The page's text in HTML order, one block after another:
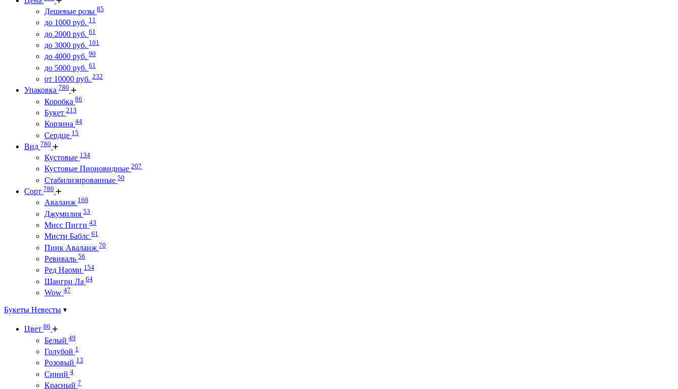
Дешевые розы 85
до 1000 руб. 11
до 2000 руб. 61
до 3000 руб. 101
до 4000 руб. 90
до 5000 руб. 61
от 10000 руб. 232
Упаковка 780
Коробка 86
Букет 213
Корзина 44
Сердце 15
Вид 780
Кустовые 134
Кустовые Пионовидные 207
Стабилизированные 50
Сорт 780
Аваланж 160
Джумилия 53
Мисс Пигги 43
Мисти Баблс 61
Пинк Аваланж 70
Ревиваль 56
Ред Наоми 154
Шангри Ла 64
Wow 47
Букеты Невесты
Цвет 86
Белый 49
Голубой 1
Розовый 13
Синий 4
Красный 7